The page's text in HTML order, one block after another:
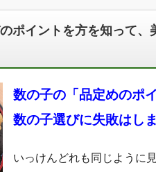
ポイントを方を知って、
数の子の「品定めのポ
数の子選びに失敗はし
いっけんどれも同じように